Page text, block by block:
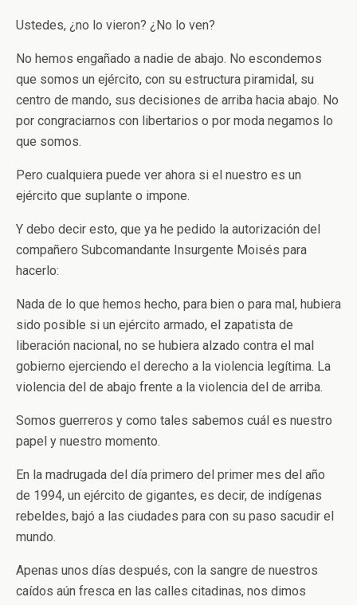
Ustedes, ¿no lo vieron? ¿No lo ven?
No hemos engañado a nadie de abajo. No escondemos
que somos un ejército, con su estructura piramidal, su
centro de mando, sus decisiones de arriba hacia abajo. No
por congraciarnos con libertarios o por moda negamos lo
que somos.
Pero cualquiera puede ver ahora si el nuestro es un
ejército que suplante o impone.
Y debo decir esto, que ya he pedido la autorización del
compañero Subcomandante Insurgente Moisés para
hacerlo:
Nada de lo que hemos hecho, para bien o para mal, hubiera
sido posible si un ejército armado, el zapatista de
liberación nacional, no se hubiera alzado contra el mal
gobierno ejerciendo el derecho a la violencia legítima. La
violencia del de abajo frente a la violencia del de arriba.
Somos guerreros y como tales sabemos cuál es nuestro
papel y nuestro momento.
En la madrugada del día primero del primer mes del año
de 1994, un ejército de gigantes, es decir, de indígenas
rebeldes, bajó a las ciudades para con su paso sacudir el
mundo.
Apenas unos días después, con la sangre de nuestros
caídos aún fresca en las calles citadinas, nos dimos